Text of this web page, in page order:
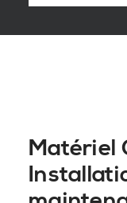
Matériel